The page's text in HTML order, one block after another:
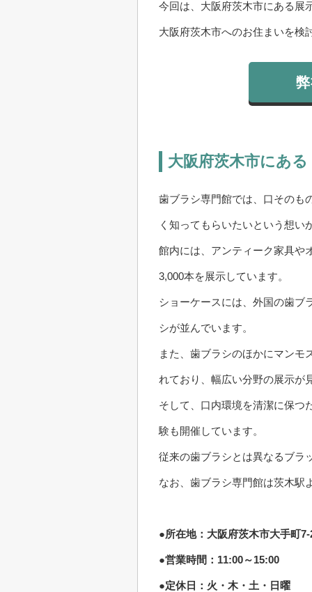
今回は、大阪府茨木市にある展
大阪府茨木市へのお住まいを検
大阪府茨木市にあ
歯ブラシ専門館では、口そのも
く知ってもらいたいという想い
館内には、アンティーク家具や
3,000本を展示しています。
ショーケースには、外国の歯ブ
シが並んでいます。
また、歯ブラシのほかにマンモ
れており、幅広い分野の展示が
そして、口内環境を清潔に保つ
験も開催しています。
従来の歯ブラシとは異なるブラ
なお、歯ブラシ専門館は茨木駅
●所在地：大阪府茨木市大手町7-
●営業時間：11:00～15:00
●定休日：火・木・土・日曜